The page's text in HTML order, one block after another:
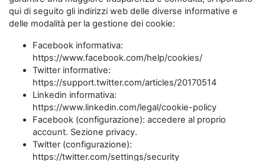
qui di seguito gli indirizzi web delle diverse informative e
delle modalità per la gestione dei cookie:
Facebook informativa:
https://www.facebook.com/help/cookies/
Twitter informative:
https://support.twitter.com/articles/20170514
Linkedin informativa:
https://www.linkedin.com/legal/cookie-policy
Facebook (configurazione): accedere al proprio
account. Sezione privacy.
Twitter (configurazione):
https://twitter.com/settings/security